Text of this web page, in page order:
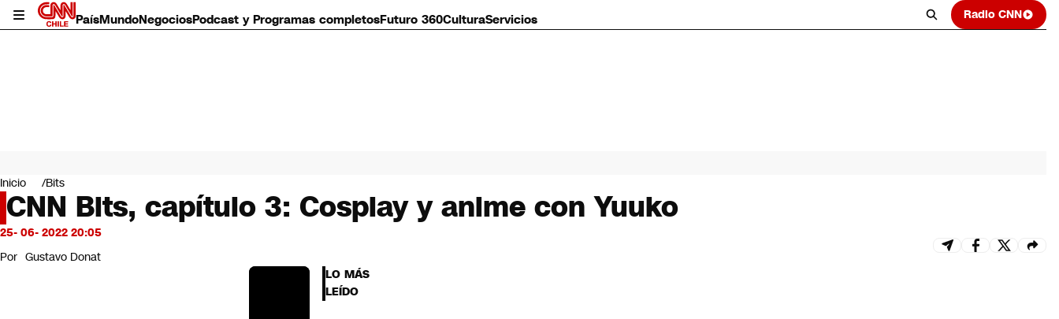
PaísMundoNegociosPodcast y Programas completosFuturo 360CulturaServicios Radio CNN
Mundo
Negocios
Deportes
Programas completos
Servicios
Inicio Bits
CNN Bits, capítulo 3: Cosplay y anime con Yuuko
25- 06- 2022 20:05
Por Gustavo Donat
LO MÁS
LEÍDO